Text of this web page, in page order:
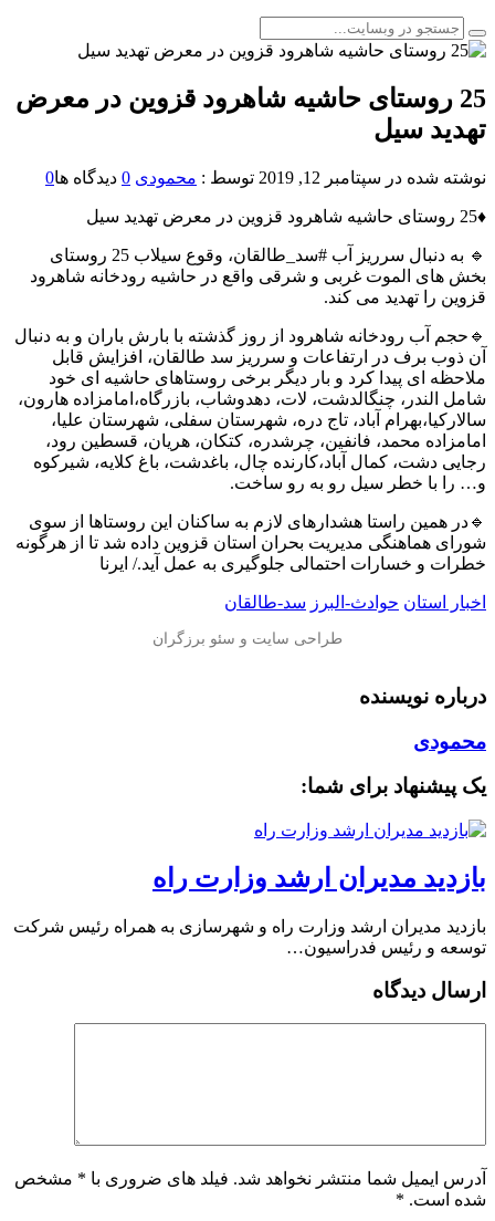
25 روستای حاشیه شاهرود قزوین در معرض
تهدید سیل
نوشته شده در سپتامبر 12, 2019 توسط : محمودی 0 دیدگاه ها0
♦️25 روستای حاشیه شاهرود قزوین در معرض تهدید سیل
🔹 به دنبال سرریز آب #سد_طالقان، وقوع سیلاب 25 روستای
بخش های الموت غربی و شرقی واقع در حاشیه رودخانه شاهرود
قزوین را تهدید می کند.
🔹حجم آب رودخانه شاهرود از روز گذشته با بارش باران و به دنبال
آن ذوب برف در ارتفاعات و سرریز سد طالقان، افزایش قابل
ملاحظه ای پیدا کرد و بار دیگر برخی روستاهای حاشیه ای خود
شامل الندر، چنگالدشت، لات، دهدوشاب، بازرگاه،امامزاده هارون،
سالارکیا،بهرام آباد، تاج دره، شهرستان سفلی، شهرستان علیا،
امامزاده محمد، فانفین، چرشدره، کتکان، هریان، قسطین رود،
رجایی دشت، کمال آباد،کارنده چال، باغدشت، باغ کلایه، شیرکوه
و… را با خطر سیل رو به رو ساخت.
🔹در همین راستا هشدارهای لازم به ساکنان این روستاها از سوی
شورای هماهنگی مدیریت بحران استان قزوین داده شد تا از هرگونه
خطرات و خسارات احتمالی جلوگیری به عمل آید./ ایرنا
اخبار استان حوادث-البرز سد-طالقان
درباره نویسنده
محمودی
یک پیشنهاد برای شما:
بازدید مدیران ارشد وزارت راه
بازدید مدیران ارشد وزارت راه و شهرسازی به همراه رئیس شرکت
توسعه و رئیس فدراسیون…
ارسال دیدگاه
آدرس ایمیل شما منتشر نخواهد شد. فیلد های ضروری با * مشخص
شده است. *